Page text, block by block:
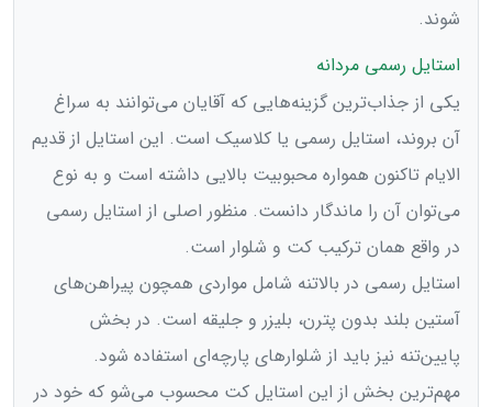
شوند.
استایل رسمی مردانه
یکی از جذاب‌‌ترین گزینه‌هایی که آقایان می‌توانند به سراغ
آن بروند، استایل رسمی یا کلاسیک است. این استایل از قدیم
الایام تاکنون همواره محبوبیت بالایی داشته است و به نوع
می‌توان آن را ماندگار دانست. منظور اصلی از استایل رسمی
در واقع همان ترکیب کت و شلوار است.
استایل رسمی در بالاتنه شامل مواردی همچون پیراهن‌های
آستین بلند بدون پترن، بلیزر و جلیقه است. در بخش
پایین‌تنه نیز باید از شلوارهای پارچه‌ای استفاده شود.
مهم‌ترین بخش از این استایل کت محسوب می‌شو که خود در